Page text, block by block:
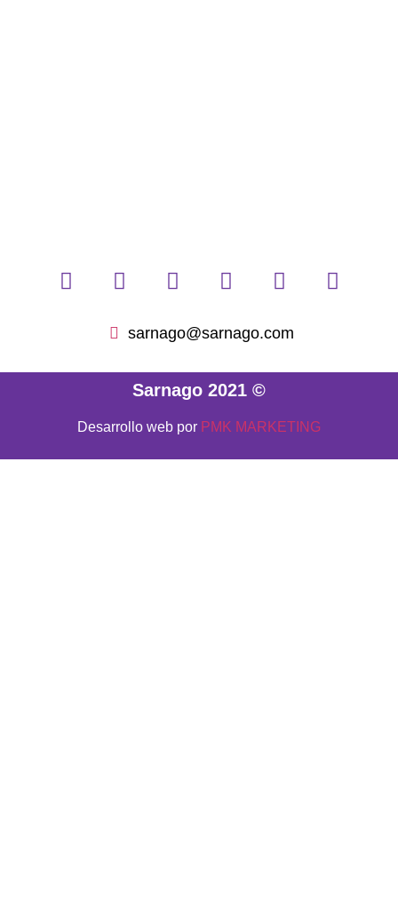
sarnago@sarnago.com
Sarnago 2021 ©
Desarrollo web por PMK MARKETING